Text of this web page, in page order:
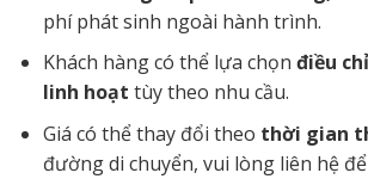
phí phát sinh ngoài hành trình.
Khách hàng có thể lựa chọn điều
linh hoạt tùy theo nhu cầu.
Giá có thể thay đổi theo thời gian
đường di chuyển, vui lòng liên hệ